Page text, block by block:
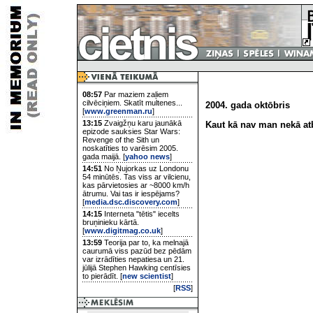
08:57 Par maziem zaļiem
cilvēciņiem. Skatīt multenes...
[www.greenman.ru]
13:15 Zvaigžņu karu jaunākā
epizode sauksies Star Wars:
Revenge of the Sith un
noskatīties to varēsim 2005.
gada maijā. [yahoo news]
14:51 No Ņujorkas uz Londonu
54 minūtēs. Tas viss ar vilcienu,
kas pārvietosies ar ~8000 km/h
ātrumu. Vai tas ir iespējams?
[media.dsc.discovery.com]
14:15 Interneta "tētis" iecelts
bruņinieku kārtā.
[www.digitmag.co.uk]
13:59 Teorija par to, ka melnajā
caurumā viss pazūd bez pēdām
var izrādīties nepatiesa un 21.
jūlijā Stephen Hawking centīsies
to pierādīt. [new scientist]
[RSS]
2004. gada oktōbris
Kaut kā nav man nekā